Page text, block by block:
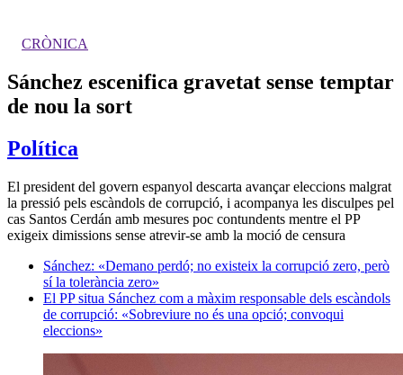
CRÒNICA
Sánchez escenifica gravetat sense temptar
de nou la sort
Política
El president del govern espanyol descarta avançar eleccions malgrat
la pressió pels escàndols de corrupció, i acompanya les disculpes pel
cas Santos Cerdán amb mesures poc contundents mentre el PP
exigeix dimissions sense atrevir-se amb la moció de censura
Sánchez: «Demano perdó; no existeix la corrupció zero, però
sí la tolerància zero»
El PP situa Sánchez com a màxim responsable dels escàndols
de corrupció: «Sobreviure no és una opció; convoqui
eleccions»